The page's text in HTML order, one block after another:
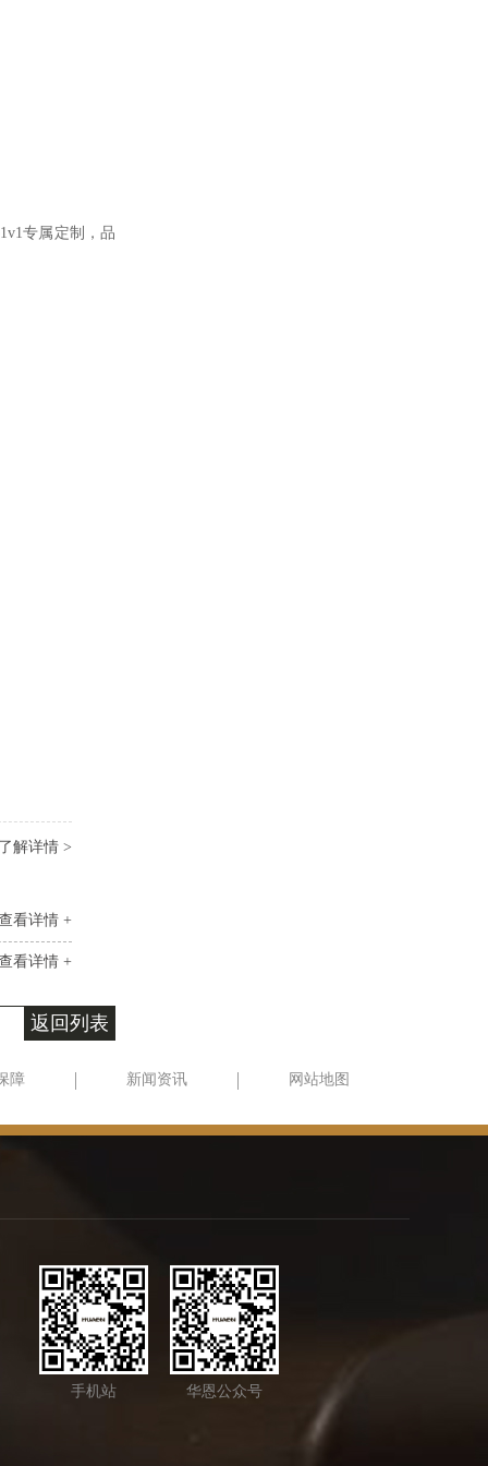
专属定制，品
了解详情 >
看详情 +
看详情 +
返回列表
障 新闻资讯 网站地图
手机站 华恩公众号